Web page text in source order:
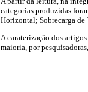
categorias produzidas
Horizontal; Sobrecarga de
A caraterização dos
maioria, por